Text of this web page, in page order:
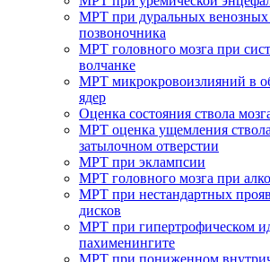
МРТ при дуральных венозных
позвоночника
МРТ головного мозга при
волчанке
МРТ микрокровоизлияний в
ядер
Оценка состояния ствола
МРТ оценка ущемления
затылочном отверстии
МРТ при эклампсии
МРТ головного мозга при
МРТ при нестандартных
дисков
МРТ при гипертрофическом
пахименингите
МРТ при пониженном